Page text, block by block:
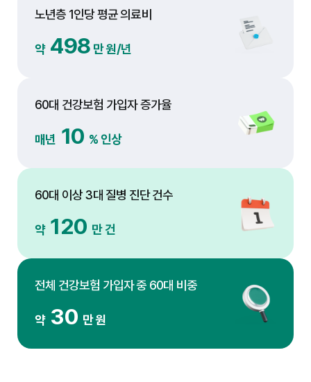
노년층 1인당 평균 의료비
약 500 만 원/년
60대 건강보험 가입자 증가율
매년 10 % 인상
60대 이상 3대 질병 진단 건수
약 120 만 건
전체 건강보험 가입자 중 60대 비중
약 30 만 원